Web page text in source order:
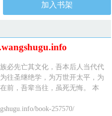
加入书架
必先亡其文化，吾本后人当代代
往圣继绝学，为万世开太平，为
前，吾辈当往，虽死无悔。 本
book-257570/